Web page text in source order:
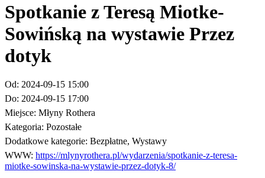
Spotkanie z Teresą Miotke-
Sowińską na wystawie Przez
dotyk
Od: 2024-09-15 15:00
Do: 2024-09-15 17:00
Miejsce: Młyny Rothera
Kategoria: Pozostałe
Dodatkowe kategorie: Bezpłatne, Wystawy
WWW: https://mlynyrothera.pl/wydarzenia/spotkanie-z-teresa-
miotke-sowinska-na-wystawie-przez-dotyk-8/